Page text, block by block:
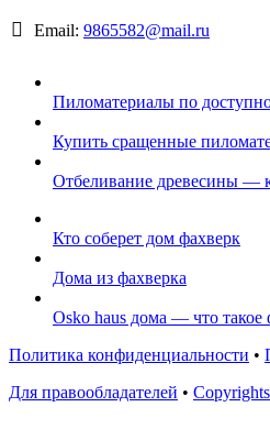
Email: 9865582@mail.ru
Пиломатериалы по
Купить сращенные
Отбеливание древесины —
Кто соберет дом фахверк
Дома из фахверка
Osko haus дома — что такое
Политика конфиденциальности •
Для правообладателей • Copyrights